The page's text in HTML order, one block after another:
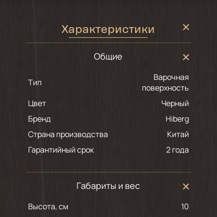
Характеристики
Общие
Тип
Варочная
поверхность
Цвет
черный
Бренд
Hiberg
Страна производства
Китай
Гарантийный срок
2 года
Габариты и вес
Высота, см
10